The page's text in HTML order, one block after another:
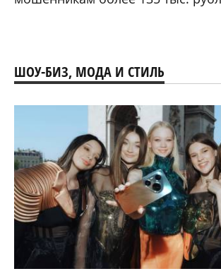
ШОУ-БИЗ, МОДА И СТИЛЬ